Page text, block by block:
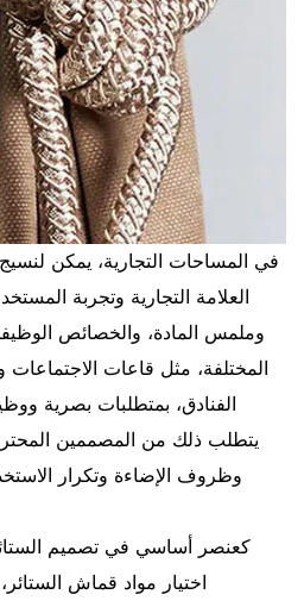
في المساحات التجارية، يمكن
العلامة التجارية وتجربة
وملمس المادة، والخصائص
المختلفة، مثل قاعات
الفنادق، بمتطلبات بصرية
يتطلب ذلك من المصممين
وظروف الإضاءة وتكرار
كعنصر أساسي في تصميم الستائر
اختيار مواد قماش